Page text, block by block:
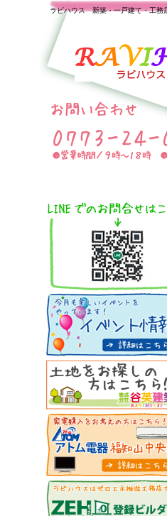
ラビハウス 新築・一戸建て・工務